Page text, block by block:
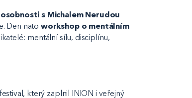
s Michalem Nerudou
Den nato workshop o mentálním
mentální sílu, disciplínu,
který zaplnil INION i veřejný